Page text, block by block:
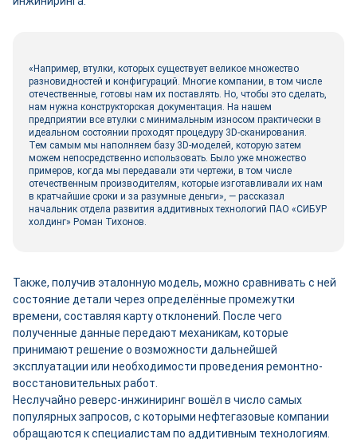
«Например, втулки, которых существует великое множество
разновидностей и конфигураций. Многие компании, в том числе
отечественные, готовы нам их поставлять. Но, чтобы это сделать,
нам нужна конструкторская документация. На нашем
предприятии все втулки с минимальным износом практически в
идеальном состоянии проходят процедуру 3D-сканирования.
Тем самым мы наполняем базу 3D-моделей, которую затем
можем непосредственно использовать. Было уже множество
примеров, когда мы передавали эти чертежи, в том числе
отечественным производителям, которые изготавливали их нам
в кратчайшие сроки и за разумные деньги», — рассказал
начальник отдела развития аддитивных технологий ПАО «СИБУР
холдинг» Роман Тихонов.
Также, получив эталонную модель, можно сравнивать с ней
состояние детали через определённые промежутки
времени, составляя карту отклонений. После чего
полученные данные передают механикам, которые
принимают решение о возможности дальнейшей
эксплуатации или необходимости проведения ремонтно-
восстановительных работ.
Неслучайно реверс-инжиниринг вошёл в число самых
популярных запросов, с которыми нефтегазовые компании
обращаются к специалистам по аддитивным технологиям.